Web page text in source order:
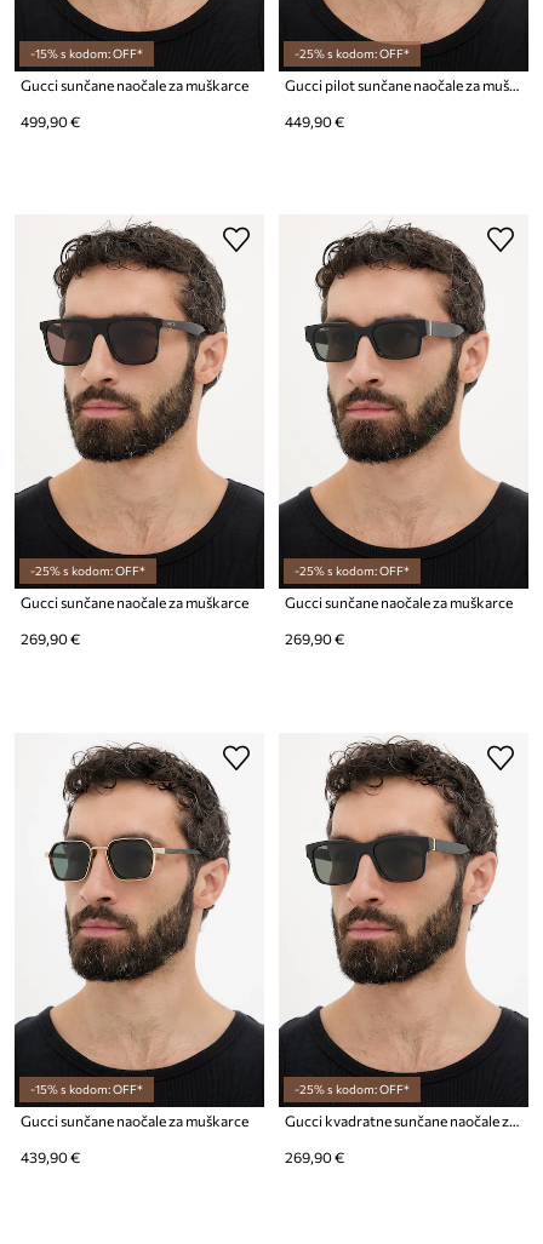
-15% s kodom: OFF*
Gucci sunčane naočale za muškarce
499,90 €
-25% s kodom: OFF*
Gucci pilot sunčane naočale za muškarce
449,90 €
-25% s kodom: OFF*
Gucci sunčane naočale za muškarce
269,90 €
-25% s kodom: OFF*
Gucci sunčane naočale za muškarce
269,90 €
-15% s kodom: OFF*
Gucci sunčane naočale za muškarce
439,90 €
-25% s kodom: OFF*
269,90 €